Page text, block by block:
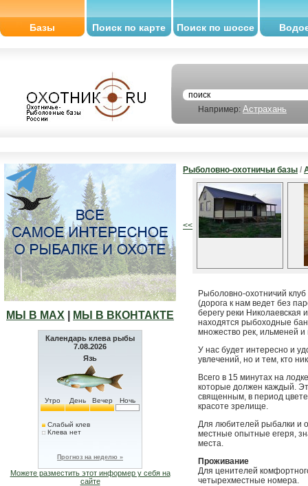
Базы Поиск по карте Поиск по шоссе
Например: Астрахань
МЫ В МАХ МЫ В ВКОНТАКТЕ
Календарь клева рыбы
7.08.2026
Язь
Утро День Вечер Ночь
Слабый клев
Клева нет
Прогноз на неделю »
Можете разместить этот информер у себя на
сайте
Рыболовно-охотничьи базы /
<<
Рыболовно-охотничий
(дорога к нам ведет без
берегу реки Николаевская
находятся рыбоходные
множество рек, ильменей и
У нас будет интересно и
увлечений, но и тем, кто
Всего в 15 минутах на
которые должен каждый.
священным, в период
красоте зрелище.
Для любителей рыбалки и
местные опытные егеря,
места.
Проживание
Для ценителей
четырехместные номера.